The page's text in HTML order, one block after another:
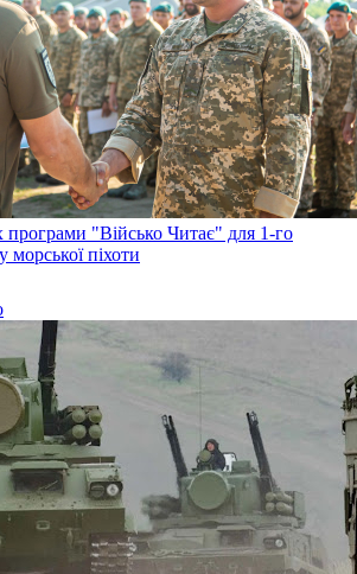
програми "Військо Читає" для 1-го
морської піхоти